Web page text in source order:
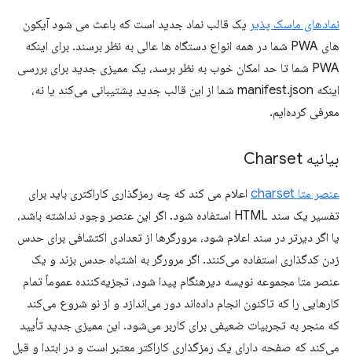
نمادهای ماسک پذیر یک قالب نماد جدید است که باعث می شود آیکون
های PWA شما در همه انواع دستگاه ها عالی به نظر برسند. برای اینکه
PWA شما تا حد امکان خوب به نظر برسد، یک ممیزی جدید برای بررسی
اینکه manifest.json شما از این قالب جدید پشتیبانی می‌کند یا نه،
معرفی کرده‌ایم.
بیانیه Charset
عنصر متا charset
اعلام می کند که چه رمزگذاری کاراکتری باید برای
تفسیر یک سند HTML استفاده شود. اگر این عنصر وجود نداشته باشد،
یا اگر دیرتر در سند اعلام شود، مرورگرها از تعدادی اکتشافی برای حدس
زدن کدگذاری استفاده می‌کنند. اگر مرورگر به اشتباه حدس بزند و یک
عنصر متا مجموعه نویسه دیرهنگام پیدا شود، تجزیه‌کننده عموماً تمام
کارهایی را که تاکنون انجام داده‌اند دور می‌اندازد و از نو شروع می‌کند
که منجر به تجربیات ضعیفی برای کاربر می‌شود. این ممیزی جدید تأیید
می‌کند که صفحه دارای یک رمزگذاری کاراکتر معتبر است و در ابتدا و قبل